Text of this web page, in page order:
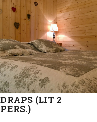
DRAPS (LIT 2
PERS.)